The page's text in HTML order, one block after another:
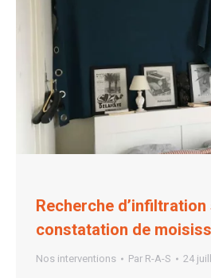
Recherche d’infiltration
constatation de
Nos interventions Par R-A-S 24